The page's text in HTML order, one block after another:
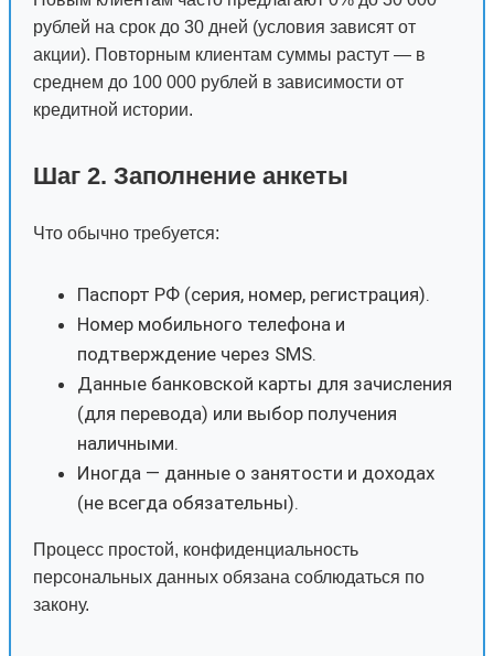
рублей на срок до 30 дней (условия зависят от
акции). Повторным клиентам суммы растут — в
среднем до 100 000 рублей в зависимости от
кредитной истории.
Шаг 2. Заполнение анкеты
Что обычно требуется:
Паспорт РФ (серия, номер, регистрация).
Номер мобильного телефона и
подтверждение через SMS.
Данные банковской карты для зачисления
(для перевода) или выбор получения
наличными.
Иногда — данные о занятости и доходах
(не всегда обязательны).
Процесс простой, конфиденциальность
персональных данных обязана соблюдаться по
закону.